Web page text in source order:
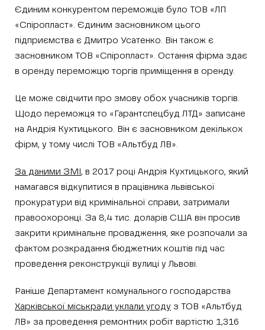
Єдиним конкурентом переможців було ТОВ «ЛП
«Спіропласт». Єдиним засновником цього
підприємства є Дмитро Усатенко. Він також є
засновником ТОВ «Спіропласт». Остання фірма здає
в оренду переможцю торгів приміщення в оренду.
Це може свідчити про змову обох учасників торгів.
Щодо переможця то «Гарантспецбуд ЛТД» записане
на Андрія Кухтицького. Він є засновником декількох
фірм, у тому числі ТОВ «Альтбуд ЛВ».
За даними ЗМІ , в 2017 році Андрія Кухтицького, який
намагався відкупитися в працівника львівської
прокуратури від кримінальної справи, затримали
правоохоронці. За 8,4 тис. доларів США він просив
закрити кримінальне провадження, яке розпочали за
фактом розкрадання бюджетних коштів під час
проведення реконструкції вулиці у Львові.
Раніше Департамент комунального господарства
Харківської міськради уклали угоду з ТОВ «Альтбуд
ЛВ» за проведення ремонтних робіт вартістю 1,316